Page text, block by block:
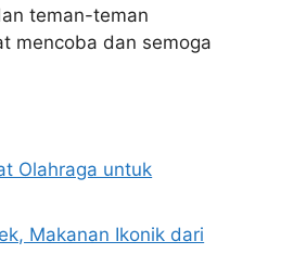
teman-teman
mencoba dan semoga
Olahraga untuk
Makanan Ikonik dari